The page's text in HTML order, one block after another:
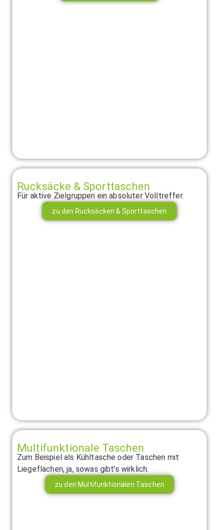
Rucksäcke & Sporttaschen
Für aktive Zielgruppen ein absoluter Volltreffer.
zu den Rucksäcken & Sporttaschen
Multifunktionale Taschen
Zum Beispiel als Kühltasche oder Taschen mit
Liegeflächen, ja, sowas gibt’s wirklich.
zu den Multifunktionalen Taschen